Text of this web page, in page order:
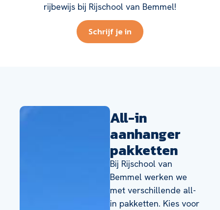
rijbewijs bij Rijschool van Bemmel!
Schrijf je in
All-in
aanhanger
pakketten
Bij Rijschool van
Bemmel werken we
met verschillende all-
in pakketten. Kies voor